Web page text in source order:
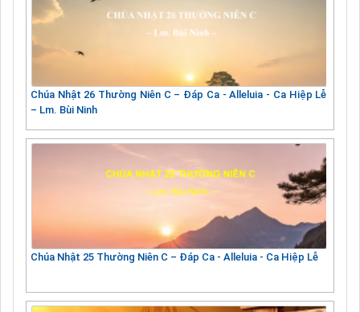
Chúa Nhật 26 Thường Niên C – Đáp Ca - Alleluia - Ca Hiệp Lễ
– Lm. Bùi Ninh
Chúa Nhật 25 Thường Niên C – Đáp Ca - Alleluia - Ca Hiệp Lễ